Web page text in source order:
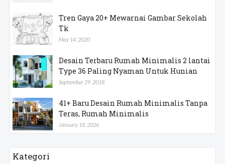
Tren Gaya 20+ Mewarnai Gambar Sekolah
Tk
May 14, 2020
Desain Terbaru Rumah Minimalis 2 lantai
Type 36 Paling Nyaman Untuk Hunian
September 29, 2018
41+ Baru Desain Rumah Minimalis Tanpa
Teras, Rumah Minimalis
January 18, 2026
Kategori